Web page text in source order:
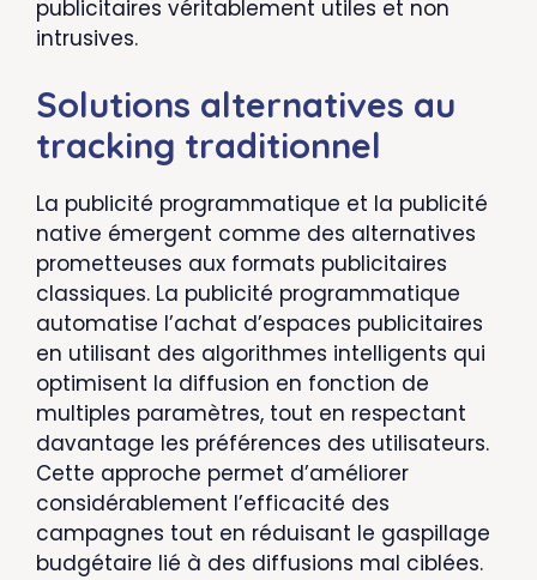
publicitaires véritablement utiles et non
intrusives.
Solutions alternatives au
tracking traditionnel
La publicité programmatique et la publicité
native émergent comme des alternatives
prometteuses aux formats publicitaires
classiques. La publicité programmatique
automatise l’achat d’espaces publicitaires
en utilisant des algorithmes intelligents qui
optimisent la diffusion en fonction de
multiples paramètres, tout en respectant
davantage les préférences des utilisateurs.
Cette approche permet d’améliorer
considérablement l’efficacité des
campagnes tout en réduisant le gaspillage
budgétaire lié à des diffusions mal ciblées.